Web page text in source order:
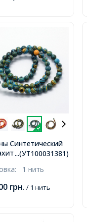
...(УТ100031381)
Синтетический
Круглые
1мм,
1 нить
грн. / 1 нить